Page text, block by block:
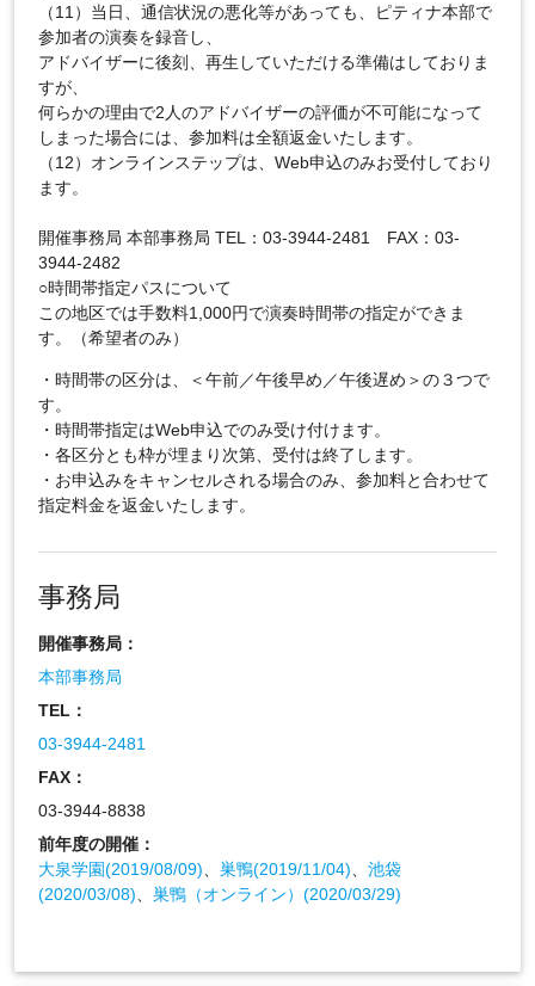
（11）当日、通信状況の悪化等があっても、ピティナ本部で
参加者の演奏を録音し、
アドバイザーに後刻、再生していただける準備はしておりま
すが、
何らかの理由で2人のアドバイザーの評価が不可能になって
しまった場合には、参加料は全額返金いたします。
（12）オンラインステップは、Web申込のみお受付しており
ます。
開催事務局 本部事務局 TEL：03-3944-2481 FAX：03-
3944-2482
○時間帯指定パスについて
この地区では手数料1,000円で演奏時間帯の指定ができま
す。（希望者のみ）
・時間帯の区分は、＜午前／午後早め／午後遅め＞の３つで
す。
・時間帯指定はWeb申込でのみ受け付けます。
・各区分とも枠が埋まり次第、受付は終了します。
・お申込みをキャンセルされる場合のみ、参加料と合わせて
指定料金を返金いたします。
事務局
開催事務局：
本部事務局
TEL：
03-3944-2481
FAX：
03-3944-8838
前年度の開催：
大泉学園(2019/08/09)、 巣鴨(2019/11/04)、 池袋
(2020/03/08)、 巣鴨（オンライン）(2020/03/29)